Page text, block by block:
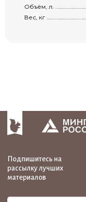
Объём, л.
Вес, кг
Подпишитесь на
рассылку лучших
материалов